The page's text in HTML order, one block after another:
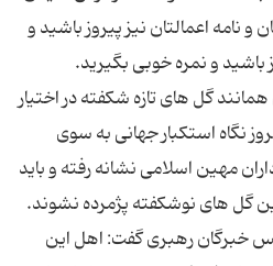
نامه اعمالتان نیز پیروز باشید و
گل های تازه شکفته در اختیار
نگاه استکبار جهانی به سوی
مهین اسلامی نشانه رفته و باید
خبرگان رهبری گفت: اهل این